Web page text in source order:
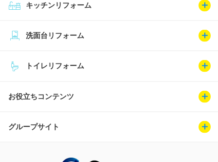
キッチンリフォーム
トイレリフォーム
洗面台リフォーム
お役立ちコンテンツ
グループサイト